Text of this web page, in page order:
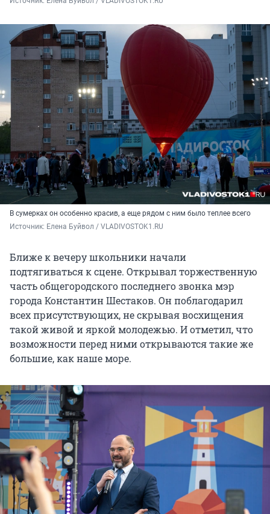
В сумерках он особенно красив, а еще рядом с ним было теплее всего
Источник: Елена Буйвол / VLADIVOSTOK1.RU
Ближе к вечеру школьники начали
подтягиваться к сцене. Открывал торжественную
часть общегородского последнего звонка мэр
города Константин Шестаков. Он поблагодарил
всех присутствующих, не скрывая восхищения
такой живой и яркой молодежью. И отметил, что
возможности перед ними открываются такие же
большие, как наше море.